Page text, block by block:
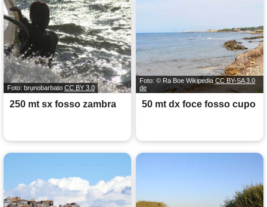
Foto: brunobarbato CC BY 3.0
250 mt sx fosso zambra
Foto: © Ra Boe WikipediaCC BY-SA 3.0
de
50 mt dx foce fosso cupo